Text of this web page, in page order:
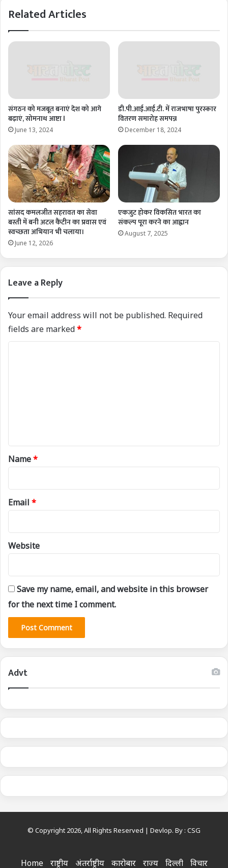
Related Articles
संगठन को मजबूत बनाएं देश को आगे
बढ़ाएं, सोमनाथ आष्टा l
June 13, 2024
डी.पी.आई.आई.टी. में राजभाषा पुरस्कार
वितरण समारोह समपन्न
December 18, 2024
सांसद कमलजीत सहरावत का सेवा
बस्ती में बनी अटल कैंटीन का प्रवास एवं
स्वच्छता अभियान भी चलाया।
June 12, 2026
एकजुट होकर विकसित भारत का
संकल्प पूरा करने का आह्वान
August 7, 2025
Leave a Reply
Your email address will not be published. Required
fields are marked*
*
Name*
Email *
Website
Save my name, email, and website in this browser
for the next time I comment.
Advt
© Copyright 2026, All Rights Reserved | Devlop. By : CSG
Home राष्ट्रीय अंतर्राष्ट्रीय कारोबार राज्य दिल्ली विचार